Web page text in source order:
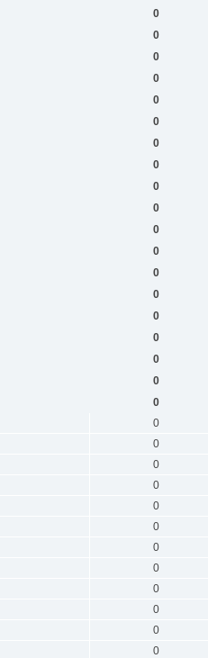
0
0
0
0
0
0
0
0
0
0
0
0
0
0
0
0
0
0
0
0
0
0
0
0
0
0
0
0
0
0
0